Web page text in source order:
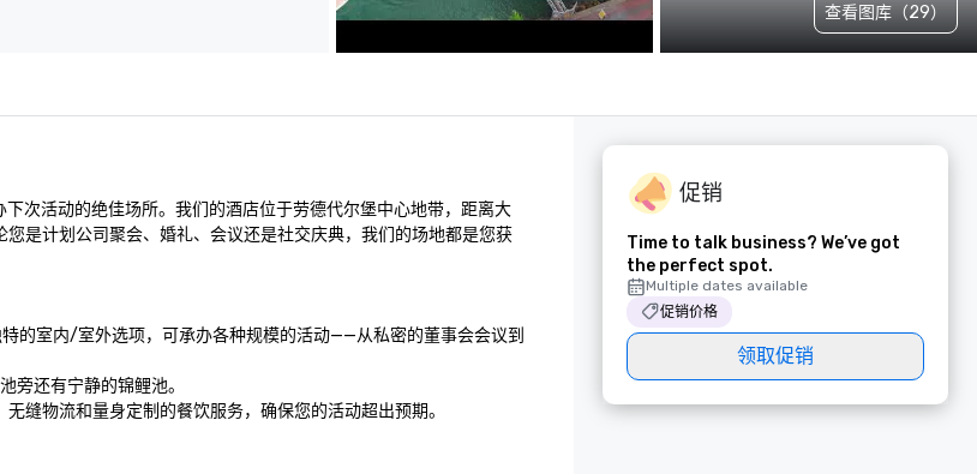
查看图库（29）
次活动的绝佳场所。我们的酒店位于劳德代尔堡中心地带，距离大
是计划公司聚会、婚礼、会议还是社交庆典，我们的场地都是您获
的室内/室外选项，可承办各种规模的活动——从私密的董事会会议到
旁还有宁静的锦鲤池。
缝物流和量身定制的餐饮服务，确保您的活动超出预期。
促销
Time to talk business? We’ve got
the perfect spot.
Multiple dates available
促销价格
领取促销